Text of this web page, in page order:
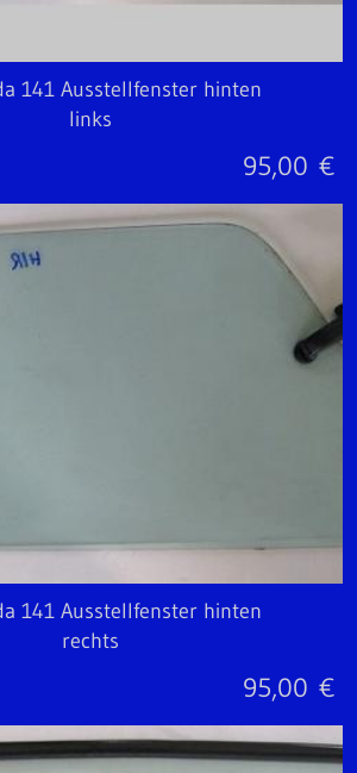
141 Ausstellfenster hinten
links
95,00 €
141 Ausstellfenster hinten
rechts
95,00 €